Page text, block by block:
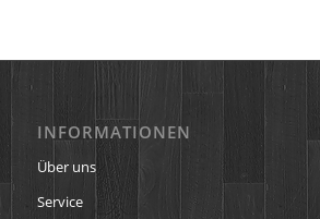
INFORMATIONEN
Über uns
Service